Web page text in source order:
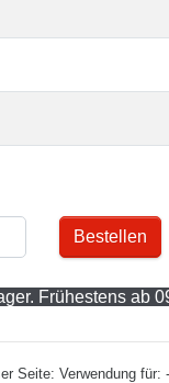
Bestellen
Frühestens ab
Seite: Verwendung für: